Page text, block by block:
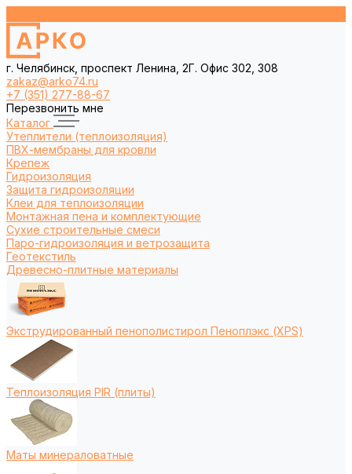
г. Челябинск, проспект Ленина, 2Г. Офис 302, 308
zakaz@arko74.ru
+7 (351) 277-88-67
Перезвонить мне
Каталог
Утеплители (теплоизоляция)
ПВХ-мембраны для кровли
Крепеж
Гидроизоляция
Защита гидроизоляции
Клеи для теплоизоляции
Монтажная пена и комплектующие
Сухие строительные смеси
Паро-гидроизоляция и ветрозащита
Геотекстиль
Древесно-плитные материалы
Экструдированный пенополистирол Пеноплэкс (XPS)
Теплоизоляция PIR (плиты)
Маты минераловатные